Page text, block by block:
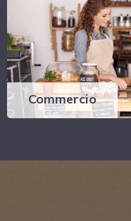
Commercio